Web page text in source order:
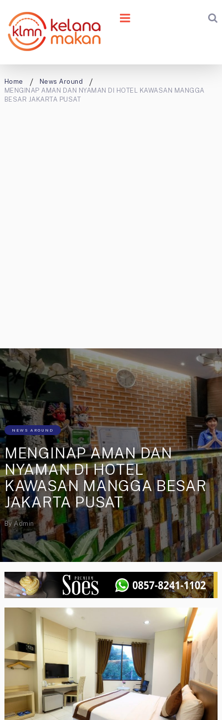
Home
News Around
MENGINAP AMAN DAN NYAMAN DI HOTEL KAWASAN MANGGA
BESAR JAKARTA PUSAT
NEWS AROUND
MENGINAP AMAN DAN
NYAMAN DI HOTEL
KAWASAN MANGGA BESAR
JAKARTA PUSAT
ByAdmin